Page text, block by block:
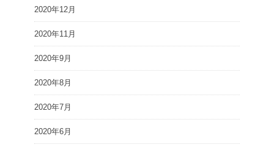
2020年12月
2020年11月
2020年9月
2020年8月
2020年7月
2020年6月